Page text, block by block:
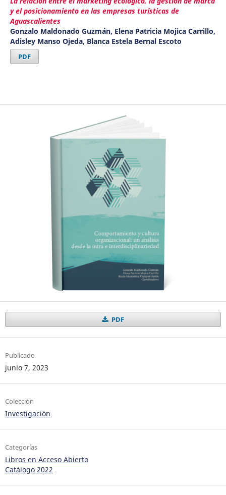
y el posicionamiento en las empresas turísticas de
Aguascalientes
Gonzalo Maldonado Guzmán, Elena Patricia Mojica Carrillo,
Adisley Manso Ojeda, Blanca Estela Bernal Escoto
PDF
PDF
Publicado
junio 7, 2023
Colección
Investigación
Categorías
Libros en Acceso Abierto
Catálogo 2022